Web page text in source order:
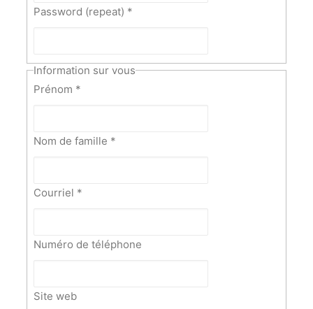
Password (repeat) *
Information sur vous
Prénom *
Nom de famille *
Courriel *
Numéro de téléphone
Site web